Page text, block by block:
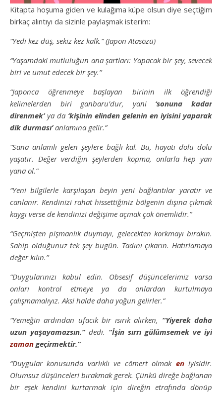
Kitapta hoşuma giden ve kulağıma küpe olsun diye seçtiğim
birkaç alıntıyı da sizinle paylaşmak isterim:
“Yedi kez düş, sekiz kez kalk.” (Japon Atasözü)
“Yaşamdaki mutluluğun ana şartları: Yapacak bir şey, sevecek
biri ve umut edecek bir şey.”
“Japonca öğrenmeye başlayan birinin ilk öğrendiği
kelimelerden biri ganbaru’dur, yani ‘sonuna kadar
direnmek’ya da ‘kişinin elinden gelenin en iyisini yaparak
dik durması’anlamına gelir.”
“Sana anlamlı gelen şeylere bağlı kal. Bu, hayatı dolu dolu
yaşatır. Değer verdiğin şeylerden kopma, onlarla hep yan
yana ol.”
“Yeni bilgilerle karşılaşan beyin yeni bağlantılar yaratır ve
canlanır. Kendinizi rahat hissettiğiniz bölgenin dışına çıkmak
kaygı verse de kendinizi değişime açmak çok önemlidir.”
“Geçmişten pişmanlık duymayı, gelecekten korkmayı bırakın.
Sahip olduğunuz tek şey bugün. Tadını çıkarın. Hatırlamaya
değer kılın.”
“Duygularınızı kabul edin. Obsesif düşüncelerimiz varsa
onları kontrol etmeye ya da onlardan kurtulmaya
çalışmamalıyız. Aksi halde daha yoğun gelirler.”
“Yemeğin ardından ufacık bir ısırık alırken, “Yiyerek daha
uzun yaşayamazsın.”dedi. “İşin sırrı gülümsemek ve iyi
zamangeçirmektir.”
“Duygular konusunda varlıklı ve cömert olmak eniyisidir.
Olumsuz düşünceleri bırakmak gerek. Çünkü direğe bağlanan
bir eşek kendini kurtarmak için direğin etrafında dönüp